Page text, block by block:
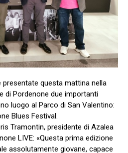
presentate questa mattina nella
di Pordenone due importanti
luogo al Parco di San Valentino:
Blues Festival.
Tramontin, presidente di Azalea
LIVE: «Questa prima edizione
assolutamente giovane, capace